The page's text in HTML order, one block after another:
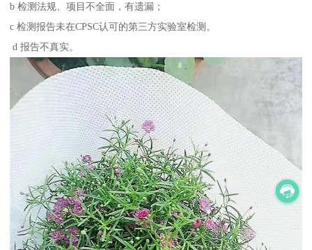
b 检测法规、项目不全面，有遗漏；
c 检测报告未在CPSC认可的第三方实验室检测。
d 报告不真实。